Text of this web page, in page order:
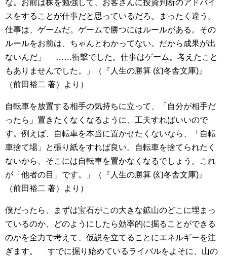
な。お前は株を勉強して、お客さんに投資判断のアドバイ
スをすることが仕事だと思っているだろ。まったく違う。
仕事は、ゲームだ。ゲームで勝つにはルールがある。その
ルールをお前は、ちゃんとわかってない。だから成果が出
ないんだ」 ……衝撃でした。仕事はゲーム。考えたこと
もありませんでした。」（『人生の勝算 (幻冬舎文庫)』
（前田裕二 著）より）
自転車を放置する相手の気持ちに立って、「自分が相手だ
ったら」置きたくなくなるように、工夫すればいいので
す。例えば、自転車を本当に置かせたくないなら、「自転
車捨て場」と張り紙をすれば良い。自転車を捨てられたく
ないから、そこには自転車を置かなくなるでしょう。これ
が「他者の目」です。」（『人生の勝算 (幻冬舎文庫)』
（前田裕二 著）より）
僕だったら、まずは宝石がこの大きな鉱山のどこに埋まっ
ているのか、どのようにしたら効率的に掘ることができる
のかを全力で考えて、仮説を立てることにエネルギーを注
ぎます。 すでに掘り始めているライバルをよそに、山の